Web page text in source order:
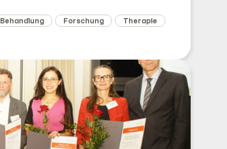
Behandlung Forschung Therapie